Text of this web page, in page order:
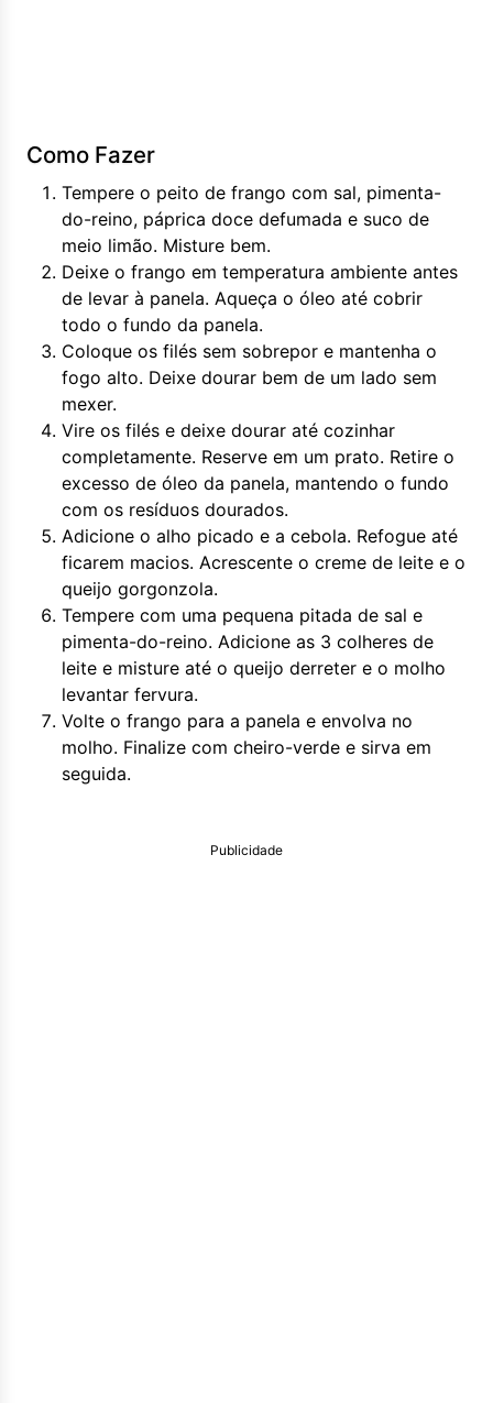
Como Fazer
Tempere o peito de frango com sal, pimenta-
do-reino, páprica doce defumada e suco de
meio limão. Misture bem.
Deixe o frango em temperatura ambiente antes
de levar à panela. Aqueça o óleo até cobrir
todo o fundo da panela.
Coloque os filés sem sobrepor e mantenha o
fogo alto. Deixe dourar bem de um lado sem
mexer.
Vire os filés e deixe dourar até cozinhar
completamente. Reserve em um prato. Retire o
excesso de óleo da panela, mantendo o fundo
com os resíduos dourados.
Adicione o alho picado e a cebola. Refogue até
ficarem macios. Acrescente o creme de leite e o
queijo gorgonzola.
Tempere com uma pequena pitada de sal e
pimenta-do-reino. Adicione as 3 colheres de
leite e misture até o queijo derreter e o molho
levantar fervura.
Volte o frango para a panela e envolva no
molho. Finalize com cheiro-verde e sirva em
seguida.
Publicidade